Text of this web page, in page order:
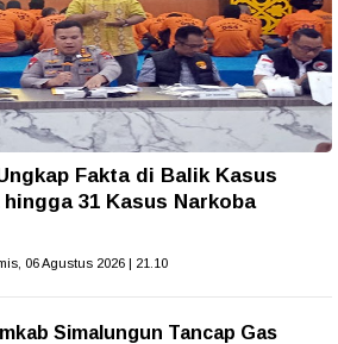
Fakta di Balik Kasus
31 Kasus Narkoba
06 Agustus 2026 | 21.10
Simalungun Tancap Gas